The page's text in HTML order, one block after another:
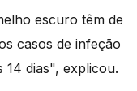
escuro têm de
casos de infeção
14 dias", explicou.